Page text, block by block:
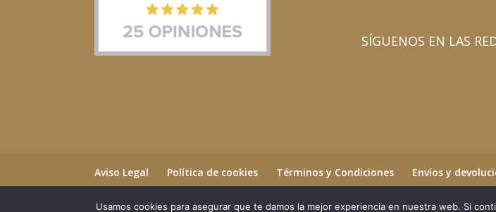
SÍGUENOS EN LAS
Aviso Legal Política de cookies Términos y Condiciones Envíos y
Usamos cookies para asegurar que te damos la mejor experiencia en nuestra web. Si